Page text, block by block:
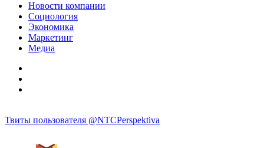
Новости компании
Социология
Экономика
Маркетинг
Медиа
Твиты пользователя @NTCPerspektiva